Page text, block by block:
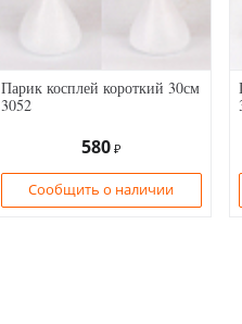
Парик косплей короткий 30см
3052
580 ₽
Сообщить о наличии